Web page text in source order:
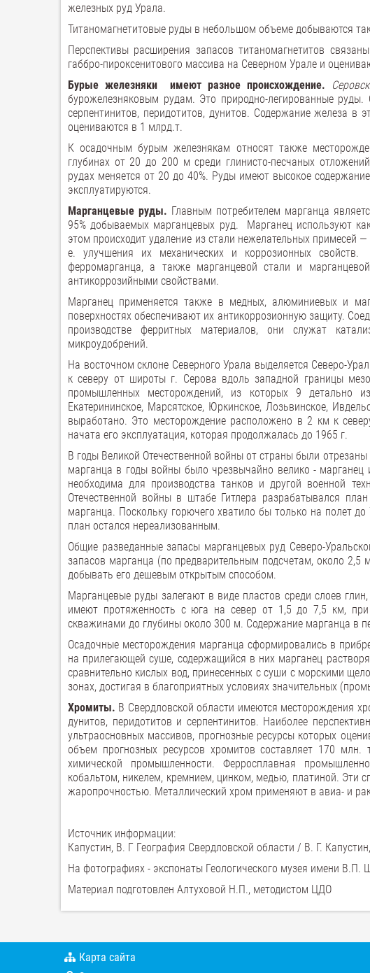
железных руд Урала.
Титаномагнетитовые руды в небольшом объеме добываются
Перспективы расширения запасов титаномагнетитов
габбро-пироксенитового массива на Северном Урале и
Бурые железняки имеют разное происхождение.
бурожелезняковым рудам. Это природно-легированные
серпентинитов, перидотитов, дунитов. Содержание железа в
оцениваются в 1 млрд.т.
К осадочным бурым железнякам относят также
глубинах от 20 до 200 м среди глинисто-песчаных
рудах меняется от 20 до 40%. Руды имеют высокое
эксплуатируются.
Марганцевые руды. Главным потребителем марганца
95% добываемых марганцевых руд. Марганец используют
этом происходит удаление из стали нежелательных примесей
е. улучшения их механических и коррозионных
ферромарганца, а также марганцевой стали и
антикоррозийными свойствами.
Марганец применяется также в медных, алюминиевых и
поверхностях обеспечивают их антикоррозионную защиту.
производстве ферритных материалов, они служат
микроудобрений.
На восточном склоне Северного Урала выделяется Северо-
к северу от широты г. Серова вдоль западной границы
промышленных месторождений, из которых 9 детально
Екатерининское, Марсятское, Юркинское, Лозьвинское,
выработано. Это месторождение расположено в 2 км к
начата его эксплуатация, которая продолжалась до 1965 г.
В годы Великой Отечественной войны от страны были
марганца в годы войны было чрезвычайно велико - марганец
необходима для производства танков и другой военной
Отечественной войны в штабе Гитлера разрабатывался
марганца. Поскольку горючего хватило бы только на полет
план остался нереализованным.
Общие разведанные запасы марганцевых руд Северо-
запасов марганца (по предварительным подсчетам, около 2,5
добывать его дешевым открытым способом.
Марганцевые руды залегают в виде пластов среди слоев
имеют протяженность с юга на север от 1,5 до 7,5 км,
скважинами до глубины около 300 м. Содержание марганца в
Осадочные месторождения марганца сформировались в
на прилегающей суше, содержащийся в них марганец
сравнительно кислых вод, принесенных с суши с морскими
зонах, достигая в благоприятных условиях значительных
Хромиты. В Свердловской области имеются месторождения
дунитов, перидотитов и серпентинитов. Наиболее
ультраосновных массивов, прогнозные ресурсы которых
объем прогнозных ресурсов хромитов составляет 170
химической промышленности. Ферросплавная
кобальтом, никелем, кремнием, цинком, медью, платиной. Эти
жаропрочностью. Металлический хром применяют в авиа- и
Источник информации:
Капустин, В. Г География Свердловской области / В. Г.
На фотографиях - экспонаты Геологического музея имени В.П.
Материал подготовлен Алтуховой Н.П., методистом ЦДО
Карта сайта